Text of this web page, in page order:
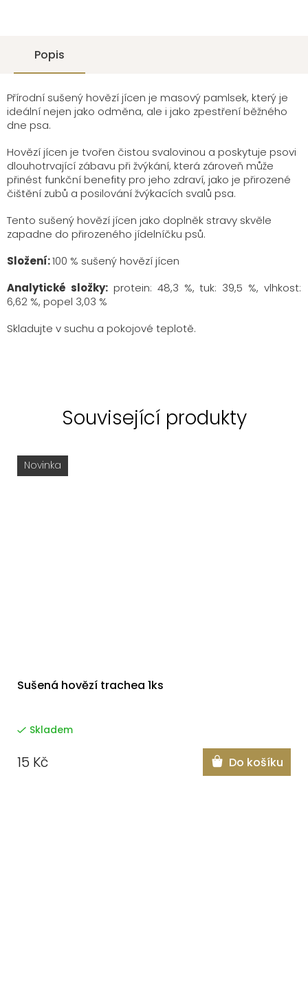
Související produkty
Novinka
Sušená hovězí trachea 1ks
Skladem
15 Kč Do košíku
Popis
Přírodní sušený hovězí jícen je masový pamlsek, který je
ideální nejen jako odměna, ale i jako zpestření běžného
dne psa.
Hovězí jícen je tvořen čistou svalovinou a poskytuje psovi
dlouhotrvající zábavu při žvýkání, která zároveň může
přinést funkční benefity pro jeho zdraví, jako je přirozené
čištění zubů a posilování žvýkacích svalů psa.
Tento sušený hovězí jícen jako doplněk stravy skvěle
zapadne do přirozeného jídelníčku psů.
Složení:100 % sušený hovězí jícen
Analytické složky:protein: 48,3 %, tuk: 39,5 %, vlhkost:
6,62 %, popel 3,03 %
Skladujte v suchu a pokojové teplotě.